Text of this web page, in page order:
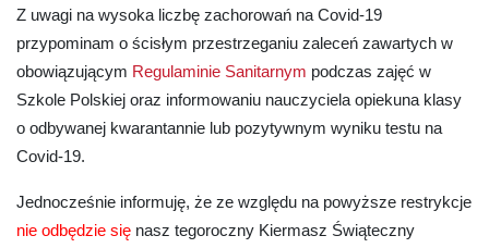
Z uwagi na wysoka liczbę zachorowań na Covid-19
przypominam o ścisłym przestrzeganiu zaleceń zawartych w
obowiązującym Regulaminie Sanitarnym podczas zajęć w
Szkole Polskiej oraz informowaniu nauczyciela opiekuna klasy
o odbywanej kwarantannie lub pozytywnym wyniku testu na
Covid-19.
Jednocześnie informuję, że ze względu na powyższe restrykcje
nie odbędzie się nasz tegoroczny Kiermasz Świąteczny